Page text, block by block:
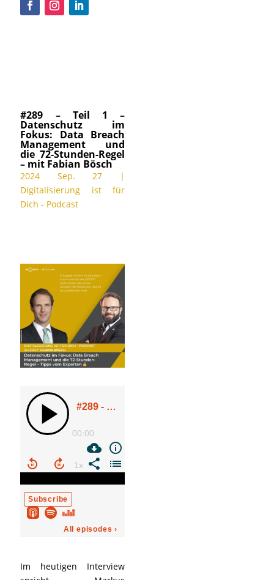
#289 – Teil 1 –
Datenschutz im
Fokus: Data Breach
Management und
die 72-Stunden-Regel
– mit Fabian Bösch
2024 Sep. 27 |
Digitalisierung ist für
Dich - Podcast
Im heutigen Interview